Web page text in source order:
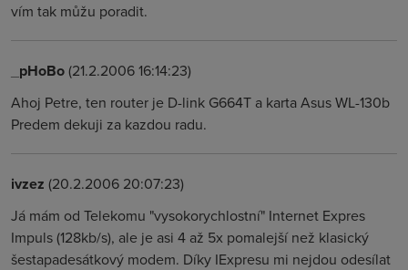
vím tak můžu poradit.
_pHoBo(21.2.2006 16:14:23)
Ahoj Petre, ten router je D-link G664T a karta Asus WL-130b
Predem dekuji za kazdou radu.
ivzez (20.2.2006 20:07:23)
Já mám od Telekomu "vysokorychlostní" Internet Expres
Impuls (128kb/s), ale je asi 4 až 5x pomalejší než klasický
šestapadesátkový modem. Díky IExpresu mi nejdou odesílat